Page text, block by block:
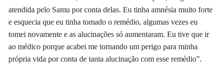
atendida pelo Samu por conta delas. Eu tinha amnésia muito forte
e esquecia que eu tinha tomado o remédio, algumas vezes eu
tomei novamente e as alucinações só aumentaram. Eu tive que ir
ao médico porque acabei me tornando um perigo para minha
própria vida por conta de tanta alucinação com esse remédio”.